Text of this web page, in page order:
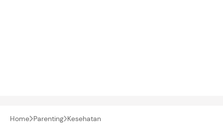
Home Parenting Kesehatan